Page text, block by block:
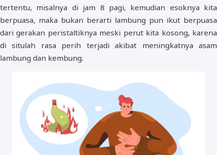
tertentu, misalnya di jam 8 pagi, kemudian esoknya kita
berpuasa, maka bukan berarti lambung pun ikut berpuasa
dari gerakan peristaltiknya meski perut kita kosong, karena
di situlah rasa perih terjadi akibat meningkatnya asam
lambung dan kembung.